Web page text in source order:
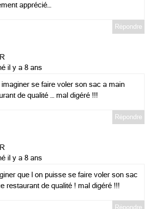
apprécié…
Répondre
il y a 8 ans
se faire voler son sac a main
de qualité … mal digéré !!!
Répondre
il y a 8 ans
que l on puisse se faire voler son sac
restaurant de qualité ! mal digéré !!!
Répondre